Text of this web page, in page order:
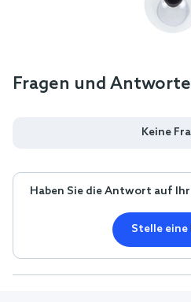
Fragen und
Keine
Haben Sie die Antwort auf
Stelle eine